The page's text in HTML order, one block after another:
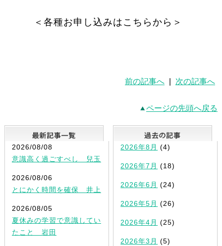
＜各種お申し込みはこちらから＞
前の記事へ 次の記事へ
ページの先頭へ戻る
最新記事一覧
2026/08/08
意識高く過ごすべし 兒玉
2026/08/06
とにかく時間を確保 井上
2026/08/05
夏休みの学習で意識してい
たこと 岩田
2026年8月 (4)
2026年7月 (18)
2026年6月 (24)
2026年5月 (26)
2026年4月 (25)
2026年3月 (5)